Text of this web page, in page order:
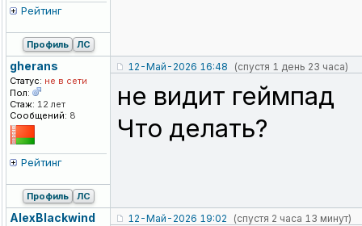
Рейтинг
Профиль ЛС
gherans
Статус: не в сети
Пол:
Стаж: 12 лет
Сообщений: 8
Рейтинг
12-Май-2026 16:48 (спустя 1 день 23 часа)
не видит геймпад
Что делать?
Профиль ЛС
AlexBlackwind 12-Май-2026 19:02 (спустя 2 часа 13 минут)